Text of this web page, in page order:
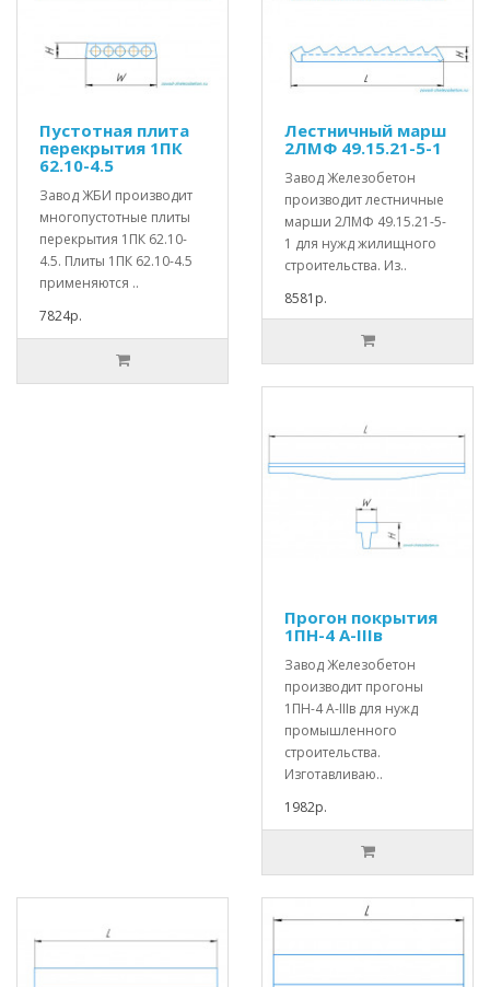
Пустотная плита
перекрытия 1ПК
62.10-4.5
Завод ЖБИ производит
многопустотные плиты
перекрытия 1ПК 62.10-
4.5. Плиты 1ПК 62.10-4.5
применяются ..
7824р.
Лестничный марш
2ЛМФ 49.15.21-5-1
Завод Железобетон
производит лестничные
марши 2ЛМФ 49.15.21-5-
1 для нужд жилищного
строительства. Из..
8581р.
Прогон покрытия
1ПН-4 А-IIIв
Завод Железобетон
производит прогоны
1ПН-4 А-IIIв для нужд
промышленного
строительства.
Изготавливаю..
1982р.